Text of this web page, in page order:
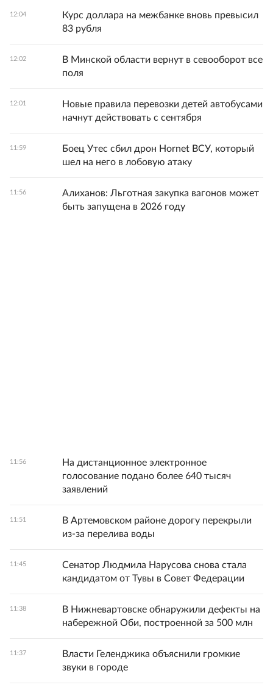
12:04
Курс доллара на межбанке вновь превысил
83 рубля
12:02
В Минской области вернут в севооборот все
поля
12:01
Новые правила перевозки детей автобусами
начнут действовать с сентября
11:59
Боец Утес сбил дрон Hornet ВСУ, который
шел на него в лобовую атаку
11:56
Алиханов: Льготная закупка вагонов может
быть запущена в 2026 году
11:56
На дистанционное электронное
голосование подано более 640 тысяч
заявлений
11:51
В Артемовском районе дорогу перекрыли
из-за перелива воды
11:45
Сенатор Людмила Нарусова снова стала
кандидатом от Тувы в Совет Федерации
11:38
В Нижневартовске обнаружили дефекты на
набережной Оби, построенной за 500 млн
11:37
Власти Геленджика объяснили громкие
звуки в городе